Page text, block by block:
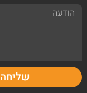
שליחה